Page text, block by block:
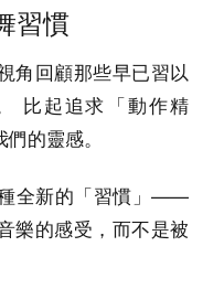
習慣
角回顧那些早已習以
比起追求「動作精
們的靈感。
全新的 「習慣」 ——
樂的感受，而不是被